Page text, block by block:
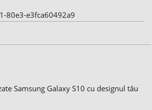
80e3-e3fca60492a9
Samsung Galaxy S10 cu designul tău